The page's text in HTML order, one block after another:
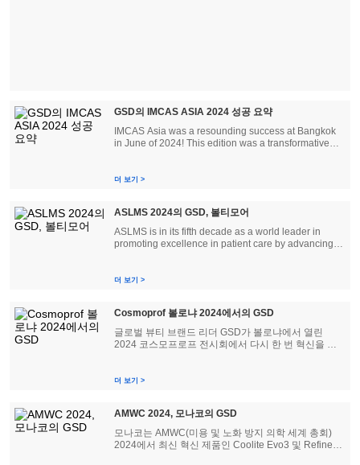
GSD의 IMCAS ASIA 2024 성공 요약
IMCAS Asia was a resounding success at Bangkok
in June of 2024! This edition was a transformative
all of Asia and around the world. GSD, a provider of
더 보기 >
ASLMS 2024의 GSD, 볼티모어
ASLMS is in its fifth decade as a world leader in
promoting excellence in patient care by advancing
to staying at the forefront of industry engagement by
더 보기 >
Cosmoprof 볼로냐 2024에서의 GSD
글로벌 뷰티 브랜드 리더 GSD가 볼로냐에서 열린
2024 코스모프로프 전시회에서 다시 한 번 혁신을 선
내내 GSD 대표자들은 다양한 활동에 참여했습니다.
더 보기 >
AMWC 2024, 모나코의 GSD
모나코는 AMWC(미용 및 노화 방지 의학 세계 총회)
2024에서 최신 혁신 제품인 Coolite Evo3 및 Refine+